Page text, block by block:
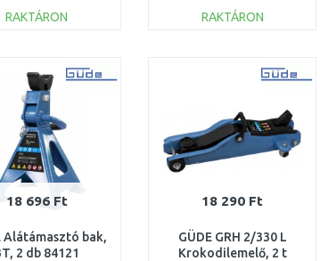
RAKTÁRON
Összehasonlítás
RAKTÁRON
Összehasonlítás
18 696 Ft
Alátámasztó bak,
2 db 84121
18 290 Ft
GÜDE GRH 2/330 L
Krokodilemelő, 2 t